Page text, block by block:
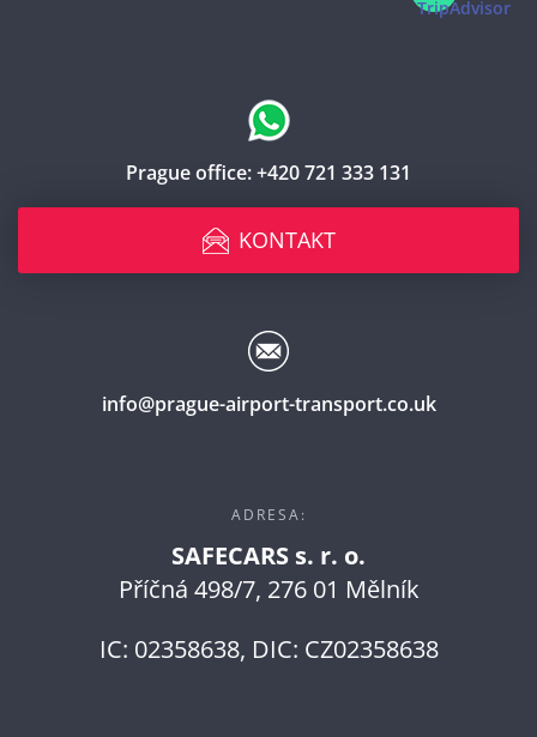
Prague office:+420 721 333 131
KONTAKT
info@prague-airport-transport.co.uk
ADRESA:
SAFECARS s. r. o.
Příčná 498/7, 276 01 Mělník
IC: 02358638, DIC: CZ02358638